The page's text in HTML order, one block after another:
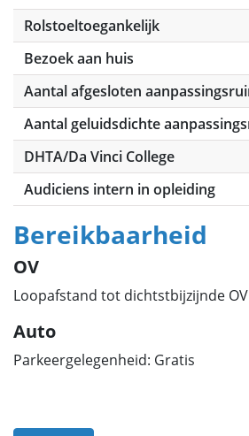
Rolstoeltoegankelijk
Bezoek aan huis
Aantal afgesloten
Aantal geluidsdichte
DHTA/Da Vinci College
Audiciens intern in opleiding
Bereikbaarheid
OV
Loopafstand tot dichtstbijzijnde
Auto
Parkeergelegenheid: Gratis